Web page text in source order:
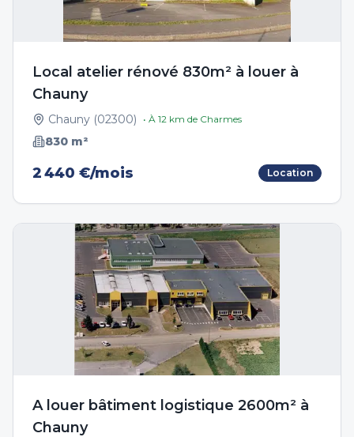
Local atelier rénové 830m² à louer à
Chauny
Chauny (02300) • À 12 km de Charmes
830 m²
2 440 €/mois Location
A louer bâtiment logistique 2600m² à
Chauny